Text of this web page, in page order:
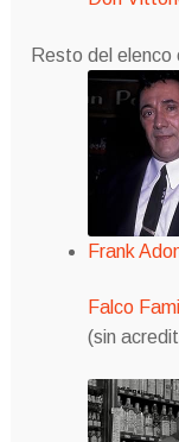
Resto del
Frank
Falco
(sin